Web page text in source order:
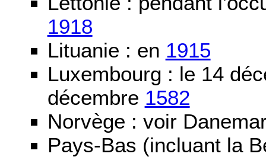
1918
Lituanie : en 1915
Luxembourg : le 14
décembre 1582
Norvège : voir
Pays-Bas (incluant la